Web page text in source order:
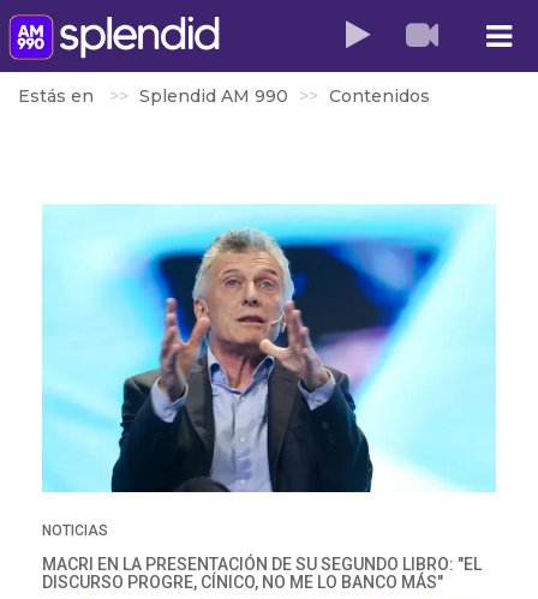
Estás en Splendid AM 990 Contenidos
NOTICIAS
MACRI EN LA PRESENTACIÓN DE SU SEGUNDO LIBRO: "EL
DISCURSO PROGRE, CÍNICO, NO ME LO BANCO MÁS"